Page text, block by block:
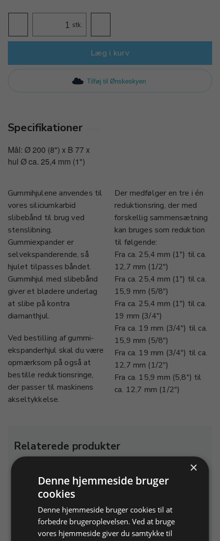
stk.
Læg i kurv
Tilføj til Ønskeskyen
Specifikationer
Mål: Ø 200 (8") x B 77 x
hul Ø ca. 25,4 mm (1")
Gummihjulene anvendes til
vores siliciumkarbid
slibebånd til brug ved
stenslibning.
Gummiexpander er
selvekspanderende, så
hjulet tilpasses båndet.
Gummihjul med slibebånd
giver et blødere underlag
at slibe på kontra
diamanthjul.
Ved bestilling af gummi-
ekspanderhjul skal du være
opmærksom på også at
bestille reduktionsringe,
der passer til maskinens
akseltykkelse.
Der medfølger en tre i én
reduktionsring, der med
forskellig sammensætning
kan bruges som reduktion
til følgende:
Fra ca. 25,4 mm (1") til ca.
12,7 mm (1/2")
Fra ca. 25,4 mm (1") til ca.
15,9 mm (5/8")
Fra ca. 25,4 mm (1") til ca.
19 mm (3/4")
Fra ca. 19 mm (3/4") til ca.
15,9 mm (5/8")
Fra ca. 19 mm (3/4") til ca.
12,7 mm (1/2")
Fra ca. 15,9 mm (5,8") til
ca. 12,7 mm (1/2")
Relaterede produkter
×
Denne hjemmeside bruger
cookies
Denne hjemmeside bruger cookies til at
forbedre brugeroplevelsen. Ved at bruge
vores hjemmeside giver du samtykke til